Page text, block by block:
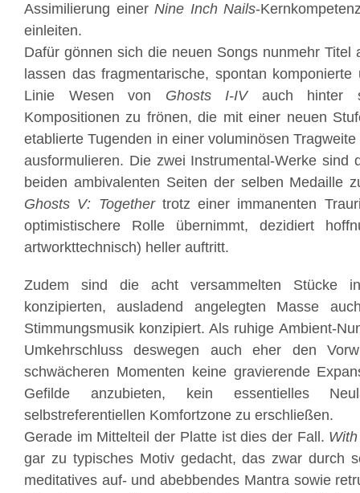
Assimilierung einerNine Inch Nails-
einleiten.
Dafür gönnen sich die neuen Songs nunmehr Titel
lassen das fragmentarische, spontan
Linie Wesen von Ghosts I-IVauch hinter
Kompositionen zu frönen, die mit einer neuen
etablierte Tugenden in einer voluminösen
ausformulieren. Die zwei Instrumental-Werke sind
beiden ambivalenten Seiten der selben Medaille
Ghosts V: Togethertrotz einer immanenten
optimistischere Rolle übernimmt, dezidiert
artworkttechnisch) heller auftritt.
Zudem sind die acht versammelten Stücke
konzipierten, ausladend angelegten Masse
Stimmungsmusik konzipiert. Als ruhige Ambient-
Umkehrschluss deswegen auch eher den
schwächeren Momenten keine gravierende
Gefilde anzubieten, kein essentielles
selbstreferentiellen Komfortzone zu erschließen.
Gerade im Mittelteil der Platte ist dies der Fall.
gar zu typisches Motiv gedacht, das zwar durch
meditatives auf- und abebbendes Mantra sowie